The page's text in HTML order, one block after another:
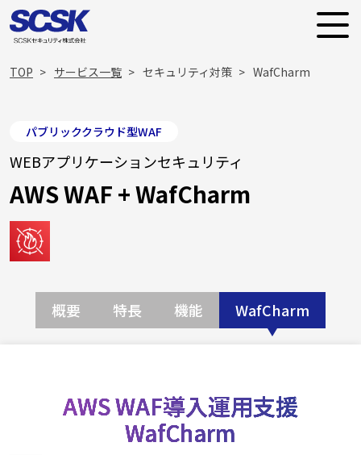
TOP サービス一覧 セキュリティ対策 WafCharm
パブリッククラウド型WAF
WEBアプリケーションセキュリティ
AWS WAF + WafCharm
概要 特長 機能 WafCharm
AWS WAF導入運用支援
WafCharm